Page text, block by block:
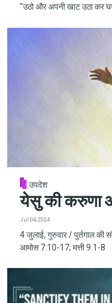
"उठो और अपनी खाट उठा कर
उपदेश
येसु की करुणा
Jul 04, 2024
4 जुलाई, गुरुवार / पुर्तगाल की
आमोस 7:10-17; मत्ती 9:1-8